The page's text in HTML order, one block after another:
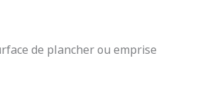
de plancher ou emprise